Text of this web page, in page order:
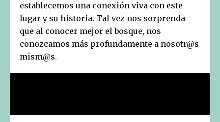
establecemos una conexión viva con este
lugar y su historia. Tal vez nos sorprenda
que al conocer mejor el bosque, nos
conozcamos más profundamente a nosotr@s
mism@s.